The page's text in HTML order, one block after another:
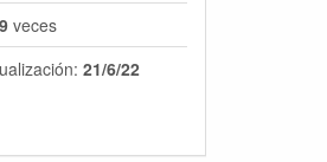
veces
21/6/22